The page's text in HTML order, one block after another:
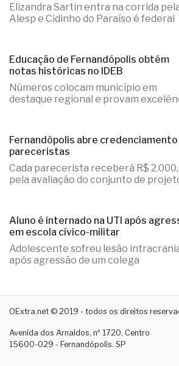
Elizandra Sartin entra na corrida
Alesp e Cidinho do Paraíso é federal
Educação de Fernandópolis obtém
notas históricas no IDEB
Números colocam município em
destaque regional e provam
Fernandópolis abre credenciamento
pareceristas
Cada parecerista receberá R$
pela avaliação do conjunto de
Aluno é internado na UTI após
em escola cívico-militar
Adolescente sofreu lesão
após agressão de um colega
OExtra.net © 2019 - todos os direitos
Avenida dos Arnaldos, nº 1720, Centro
15600-029 - Fernandópolis. SP